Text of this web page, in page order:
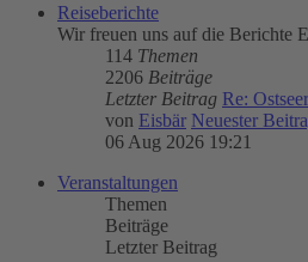
Reiseberichte
Wir freuen uns auf die Berichte
114 Themen
2206 Beiträge
Letzter Beitrag Re:
von Eisbär Neuester
06 Aug 2026 19:21
Veranstaltungen
Themen
Beiträge
Letzter Beitrag